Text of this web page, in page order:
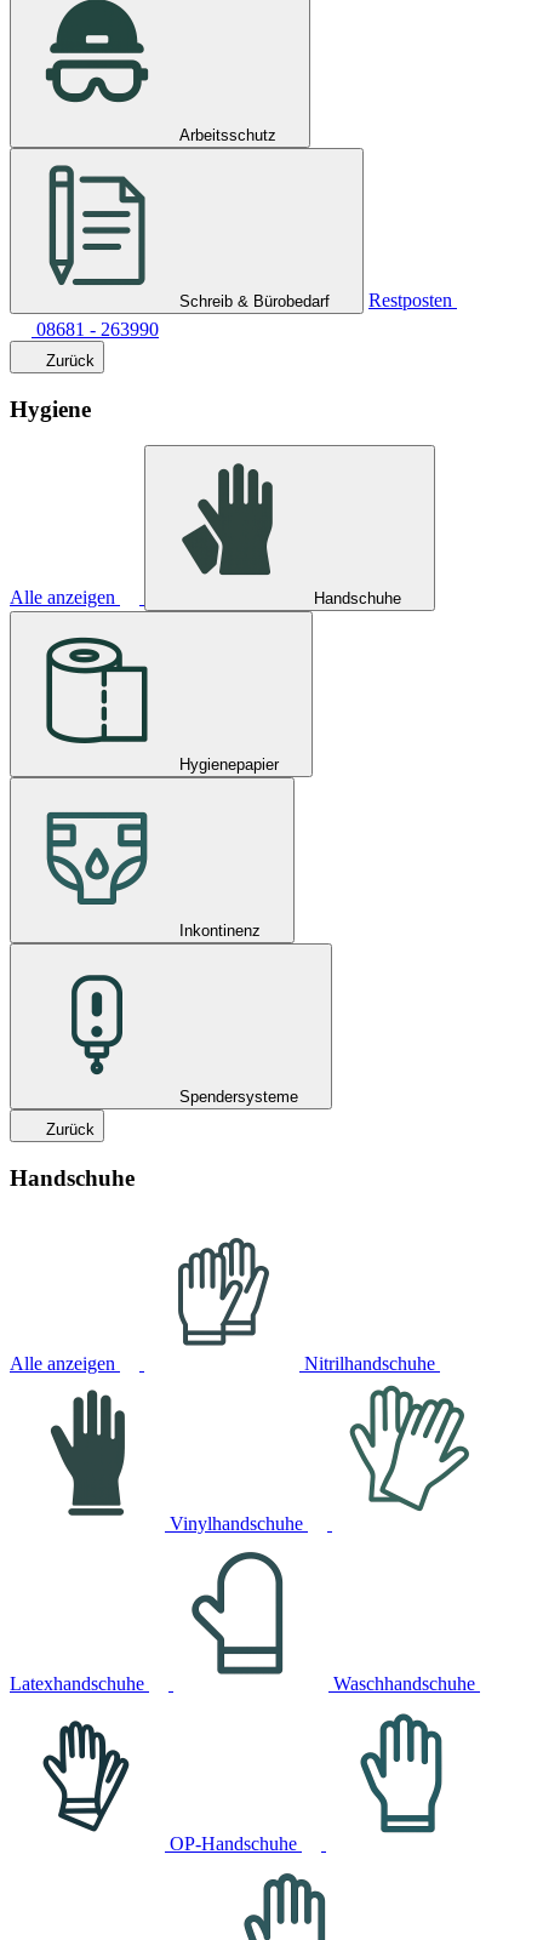
Arbeitsschutz
Schreib & Bürobedarf
Restposten
08681 - 263990
Zurück
Hygiene
Alle anzeigen Handschuhe
Hygienepapier
Inkontinenz
Spendersysteme
Zurück
Handschuhe
Alle anzeigen Nitrilhandschuhe
Vinylhandschuhe
Latexhandschuhe Waschhandschuhe
OP-Handschuhe